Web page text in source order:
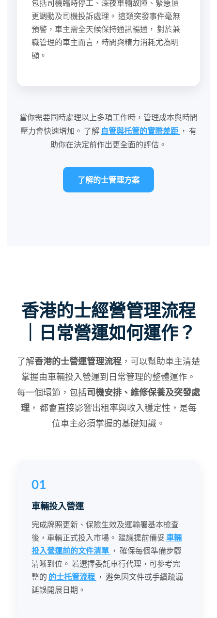
包括司機臨時停工、深夜車輛故障、緊急頂
更調動及司機投訴處理。 這類突發事件毫無
預警，車主需全天候保持通訊暢通， 對於兼
職管理的車主而言，時間與精力消耗尤為明
顯。
當你需要同時處理以上多項工作時，管理成本與時間
壓力會快速增加。 了解 自管與托管的實際差距 ， 有
助你在決定前作出更全面的評估。
了解的士管理方案
香港的士經營管理流程
｜日常營運如何運作？
了解香港的士營運管理流程 ，可以幫助車主清楚
掌握由車輛投入營運到日常管理的整體運作。
每一個環節，包括司機安排、維修保養及突發處
理， 都會直接影響出租率與收入穩定性，是每
位車主必須掌握的基礎知識。
01
車輛投入營運
完成牌照更新、保險生效及運輸署基本檢查
後，車輛正式投入市場。 建議提前備妥 車輛
投入營運前的文件清單 ， 確保每個準備步驟
清晰到位。 若選擇委託車行代理，可參考完
整的 的士托管流程 ， 避免因文件或手續疏漏
延誤開展日期。